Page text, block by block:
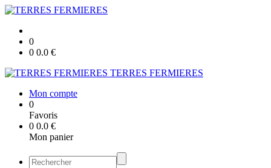
0
0 0.0 €
TERRES FERMIERES
Mon compte
0
Favoris
0 0.0 €
Mon panier